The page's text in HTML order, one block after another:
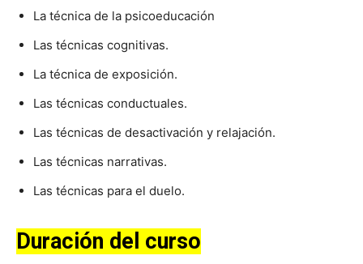
La técnica de la psicoeducación
Las técnicas cognitivas.
La técnica de exposición.
Las técnicas conductuales.
Las técnicas de desactivación y relajación.
Las técnicas narrativas.
Las técnicas para el duelo.
Duración del curso